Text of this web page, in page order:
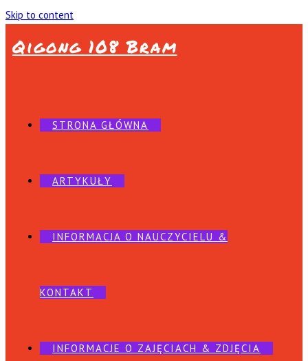
Skip to content
Qigong 108 Bram
STRONA GŁÓWNA
ARTYKUŁY
INFORMACJA O NAUCZYCIELU &
KONTAKT
INFORMACJE O ZAJĘCIACH & ZDJĘCIA